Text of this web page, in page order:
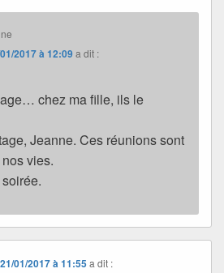
2017 à 12:09a dit :
chez ma fille, ils le
Jeanne. Ces réunions sont
vies.
21/01/2017 à 11:55 a dit :